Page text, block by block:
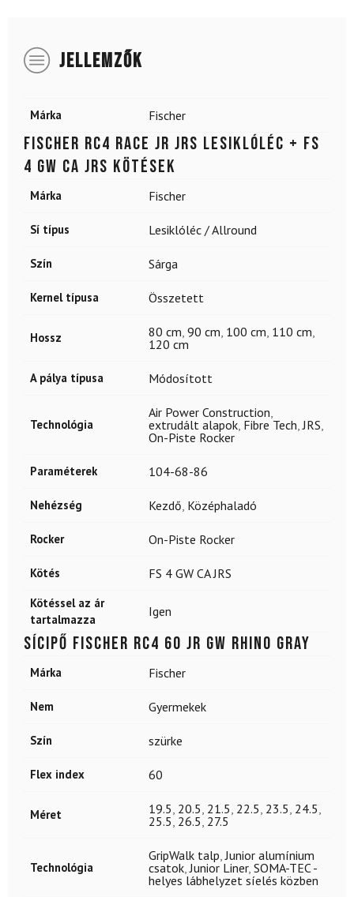
JELLEMZŐK
Márka Fischer
FISCHER RC4 RACE JR JRS lesiklóléc + FS
4 GW CA JRS kötések
Márka Fischer
Sí típus Lesiklóléc / Allround
Szín Sárga
Kernel típusa Összetett
Hossz 80 cm, 90 cm, 100 cm, 110 cm,
120 cm
A pálya típusa Módosított
Technológia
Air Power Construction,
extrudált alapok, Fibre Tech,JRS,
On-Piste Rocker
Paraméterek 104-68-86
Nehézség Kezdő, Középhaladó
Rocker On-Piste Rocker
Kötés FS 4 GW CA JRS
Kötéssel az ár
tartalmazza
Igen
Sícipő FISCHER RC4 60 Jr GW Rhino Gray
Márka Fischer
Nem Gyermekek
Szín szürke
Flex index 60
Méret 19.5, 20.5, 21.5, 22.5, 23.5, 24.5,
25.5, 26.5, 27.5
Technológia
GripWalk talp,Junior alumínium
csatok,Junior Liner, SOMA-TEC -
helyes lábhelyzet síelés közben